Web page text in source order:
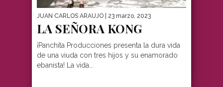
JUAN CARLOS ARAUJO | 23 marzo, 2023
LA SEÑORA KONG
¡Panchita Producciones presenta la dura vida
de una viuda con tres hijos y su enamorado
ebanista! La vida...